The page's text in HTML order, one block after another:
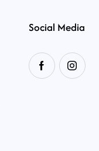
Social Media